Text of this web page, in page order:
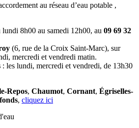
au réseau d’eau potable ,
lundi 8h00 au samedi 12h00, au 09 69 32
(6, rue de la Croix Saint-Marc), sur
mercredi et vendredi matin.
: les lundi, mercredi et vendredi, de 13h30
Repos, Chaumot, Cornant, Égriselles-
, cliquez ici